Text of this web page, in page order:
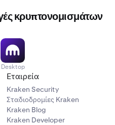
κρυπτονομισμάτων
Desktop
Εταιρεία
Kraken Security
Σταδιοδρομίες Kraken
Kraken Blog
Kraken Developer